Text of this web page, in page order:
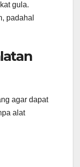
gula.
padahal
agar dapat
alat